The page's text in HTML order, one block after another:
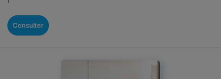
Consulter